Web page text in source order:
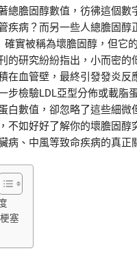
膽固醇數值，彷彿這個
疾病？而另一些人總膽固
實被稱為壞膽固醇，但它
的研究紛紛指出，小而密
在血管壁，最終引發發炎
檢驗LDL亞型分佈或載脂
白數值，卻忽略了這些細
不如好好了解你的壞膽固
病、中風等致命疾病的真正
塞